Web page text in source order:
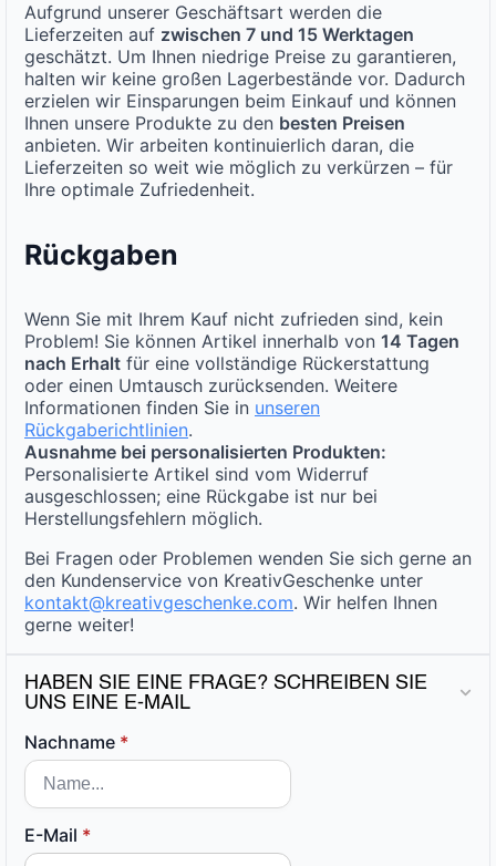
Aufgrund unserer Geschäftsart werden die
Lieferzeiten auf zwischen 7 und 15 Werktagen
geschätzt. Um Ihnen niedrige Preise zu garantieren,
halten wir keine großen Lagerbestände vor. Dadurch
erzielen wir Einsparungen beim Einkauf und können
Ihnen unsere Produkte zu den besten Preisen
anbieten. Wir arbeiten kontinuierlich daran, die
Lieferzeiten so weit wie möglich zu verkürzen – für
Ihre optimale Zufriedenheit.
Rückgaben
Wenn Sie mit Ihrem Kauf nicht zufrieden sind, kein
Problem! Sie können Artikel innerhalb von 14 Tagen
nach Erhalt für eine vollständige Rückerstattung
oder einen Umtausch zurücksenden. Weitere
Informationen finden Sie in unseren
Rückgaberichtlinien.
Ausnahme bei personalisierten Produkten:
Personalisierte Artikel sind vom Widerruf
ausgeschlossen; eine Rückgabe ist nur bei
Herstellungsfehlern möglich.
Bei Fragen oder Problemen wenden Sie sich gerne an
den Kundenservice von KreativGeschenke unter
kontakt@kreativgeschenke.com. Wir helfen Ihnen
gerne weiter!
HABEN SIE EINE FRAGE? SCHREIBEN SIE
UNS EINE E-MAIL
Nachname *
E-Mail *